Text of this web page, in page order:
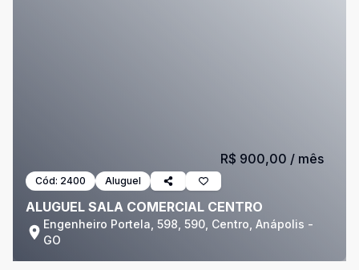
Cód: 2400 Aluguel
ALUGUEL SALA COMERCIAL CENTRO
Engenheiro Portela, 598, 590, Centro, Anápolis -
GO
R$ 900,00 / mês